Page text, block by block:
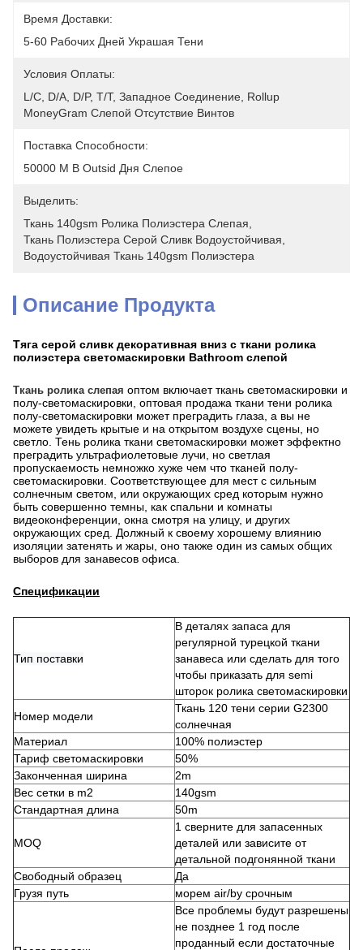
Время Доставки:
5-60 Рабочих Дней Украшая Тени
Условия Оплаты:
L/C, D/A, D/P, T/T, Западное Соединение, Rollup
MoneyGram Слепой Отсутствие Винтов
Поставка Способности:
50000 M В Outsid Дня Слепое
Выделить:
Ткань 140gsm Ролика Полиэстера Слепая
Ткань Полиэстера Серой Сливк Водоустойчивая
Водоустойчивая Ткань 140gsm Полиэстера
Описание Продукта
Тяга серой сливк декоративная вниз с ткани ролика
полиэстера светомаскировки Bathroom слепой
Ткань ролика слепая оптом включает ткань светомаскировки и
полу-светомаскировки, оптовая продажа ткани тени ролика
полу-светомаскировки может преградить глаза, а вы не
можете увидеть крытые и на открытом воздухе сцены, но
светло. Тень ролика ткани светомаскировки может эффектно
преградить ультрафиолетовые лучи, но светлая
пропускаемость немножко хуже чем что тканей полу-
светомаскировки. Соответствующее для мест с сильным
солнечным светом, или окружающих сред которым нужно
быть совершенно темны, как спальни и комнаты
видеоконференции, окна смотря на улицу, и других
окружающих сред. Должный к своему хорошему влиянию
изоляции затенять и жары, оно также один из самых общих
выборов для занавесов офиса.
Спецификации
Тип поставки
В деталях запаса для
регулярной турецкой ткани
занавеса или сделать для того
чтобы приказать для semi
шторок ролика светомаскировки
Номер модели
Ткань 120 тени серии G2300
солнечная
Материал
100% полиэстер
Тариф светомаскировки
50%
Законченная ширина
2m
Вес сетки в m2
140gsm
Стандартная длина
50m
MOQ
1 сверните для запасенных
деталей или зависите от
детальной подгонянной ткани
Свободный образец
Да
Грузя путь
морем air/by срочным
Все проблемы будут разрешены
не позднее 1 год после
проданный если достаточные